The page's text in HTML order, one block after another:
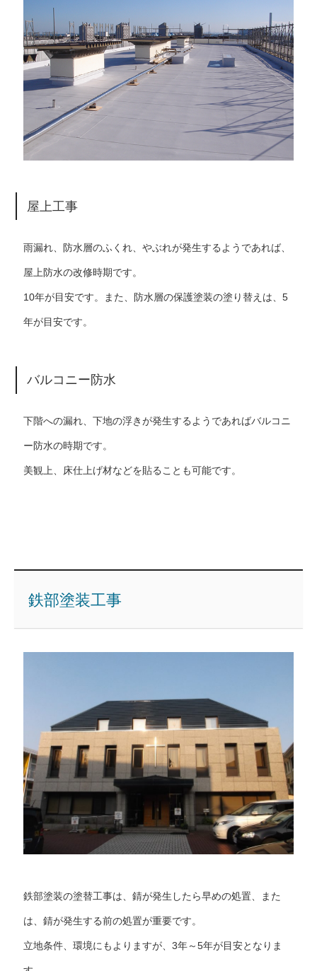
屋上工事
雨漏れ、防水層のふくれ、やぶれが発生するようであれば、
屋上防水の改修時期です。
10年が目安です。また、防水層の保護塗装の塗り替えは、5
年が目安です。
バルコニー防水
下階への漏れ、下地の浮きが発生するようであればバルコニ
ー防水の時期です。
美観上、床仕上げ材などを貼ることも可能です。
鉄部塗装工事
鉄部塗装の塗替工事は、錆が発生したら早めの処置、また
は、錆が発生する前の処置が重要です。
立地条件、環境にもよりますが、3年～5年が目安となりま